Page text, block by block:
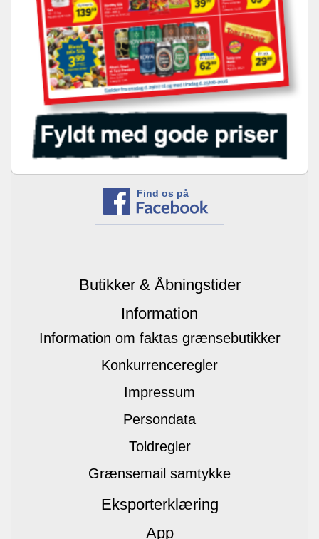
Find os på
Butikker & Åbningstider
Information
Information om faktas grænsebutikker
Konkurrenceregler
Impressum
Persondata
Toldregler
Grænsemail samtykke
Eksporterklæring
App